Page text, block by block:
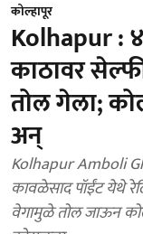
कोल्हापूर
Kolhapur :
काठावर
तोल गेला;
अन्
Kolhapur Amboli
कावळेसाद पॉईंट येथे
वेगामुळे तोल जाऊन